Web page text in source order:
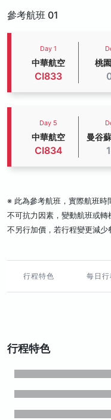
參考航班 01
Day 1
中華航空
CI833
桃
Day 5
中華航空
CI834
曼谷
※ 此為參考航班，實際航班時
不可抗力因素，變動航班或
不另行加價，若行程變更減少
行程特色 每日行
行程特色